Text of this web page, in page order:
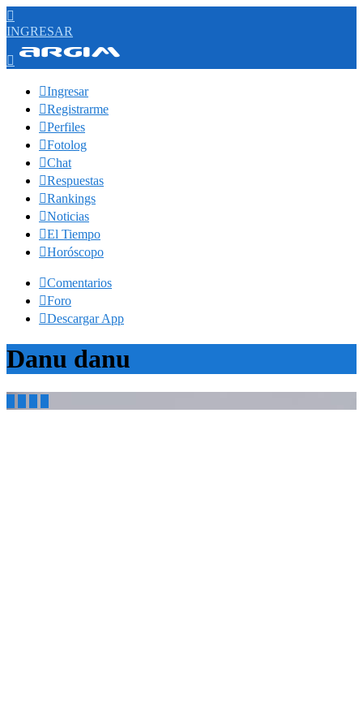

INGRESAR

Ingresar
Registrarme
Perfiles
Fotolog
Chat
Respuestas
Rankings
Noticias
El Tiempo
Horóscopo
Comentarios
Foro
Descargar App
Danu danu